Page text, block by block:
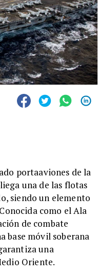
portaaviones de la
una de las flotas
siendo un elemento
como el Ala
de combate
base móvil soberana
una
Oriente.